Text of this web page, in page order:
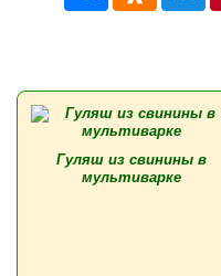
Гуляш из свинины в
мультиварке